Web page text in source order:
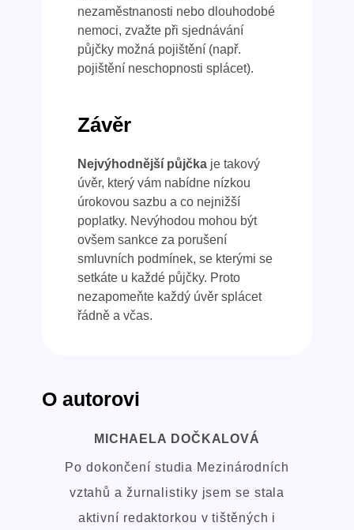
nezaměstnanosti nebo dlouhodobé
nemoci, zvažte při sjednávání
půjčky možná pojištění (např.
pojištění neschopnosti splácet).
Závěr
Nejvýhodnější půjčkaje takový
úvěr, který vám nabídne nízkou
úrokovou sazbu a co nejnižší
poplatky. Nevýhodou mohou být
ovšem sankce za porušení
smluvních podmínek, se kterými se
setkáte u každé půjčky. Proto
nezapomeňte každý úvěr splácet
řádně a včas.
O autorovi
MICHAELA DOČKALOVÁ
Po dokončení studia Mezinárodních
vztahů a žurnalistiky jsem se stala
aktivní redaktorkou v tištěných i